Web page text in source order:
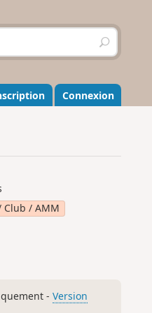
R
e
h
e
r
r
Connexion
Club / AMM
-Version